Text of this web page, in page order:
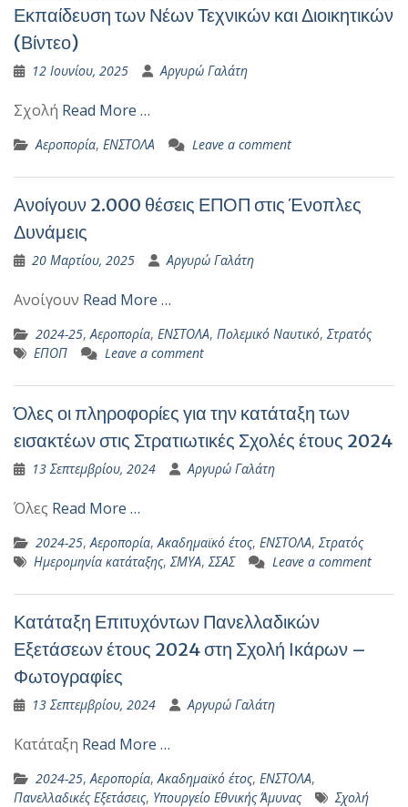
Εκπαίδευση των Νέων Τεχνικών και Διοικητικών
(Βίντεο)
12 Ιουνίου, 2025 Αργυρώ Γαλάτη
Σχολή Read More …
Αεροπορία, ΕΝΣΤΟΛΑ Leave a comment
Ανοίγουν 2.000 θέσεις ΕΠΟΠ στις Ένοπλες
Δυνάμεις
20 Μαρτίου, 2025 Αργυρώ Γαλάτη
Ανοίγουν Read More …
2024-25,Αεροπορία, ΕΝΣΤΟΛΑ, Πολεμικό Ναυτικό,Στρατός
ΕΠΟΠ
Leave a comment
Όλες οι πληροφορίες για την κατάταξη των
εισακτέων στις Στρατιωτικές Σχολές έτους 2024
13 Σεπτεμβρίου, 2024 Αργυρώ Γαλάτη
Όλες Read More …
2024-25,Αεροπορία,Ακαδημαϊκό έτος, ΕΝΣΤΟΛΑ,Στρατός
Ημερομηνία κατάταξης,ΣΜΥΑ,ΣΣΑΣ Leave a comment
Κατάταξη Επιτυχόντων Πανελλαδικών
Εξετάσεων έτους 2024 στη Σχολή Ικάρων –
Φωτογραφίες
13 Σεπτεμβρίου, 2024 Αργυρώ Γαλάτη
Κατάταξη Read More …
2024-25,Αεροπορία,Ακαδημαϊκό έτος, ΕΝΣΤΟΛΑ,
Πανελλαδικές Εξετάσεις, Υπουργείο Εθνικής Άμυνας
Σχολή